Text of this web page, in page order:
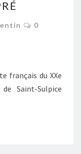
0
français du XXe
Saint-Sulpice